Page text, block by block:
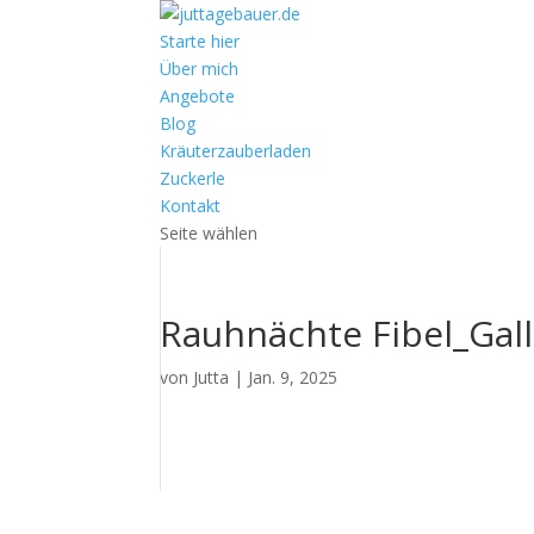
Starte hier
Über mich
Angebote
Blog
Kräuterzauberladen
Zuckerle
Kontakt
Seite wählen
Rauhnächte
von Jutta | Jan. 9, 2025